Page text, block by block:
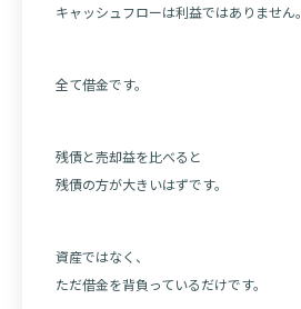
キャッシュフローは利益ではありません。
全て借金です。
残債と売却益を比べると
残債の方が大きいはずです。
資産ではなく、
ただ借金を背負っているだけです。